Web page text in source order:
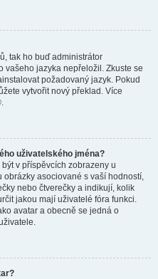
tak ho buď administrátor
vašeho jazyka nepřeložil. Zkuste se
požadovaný jazyk. Pokud
vytvořit nový překlad. Více
uživatelského jména?
v příspěvcích zobrazeny u
asociované s vaší hodností,
nebo čtverečky a indikují, kolik
jakou mají uživatelé fóra funkci.
avatar a obecně se jedná o